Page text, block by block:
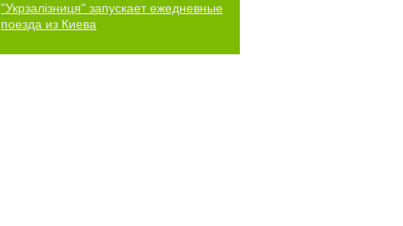
"Укрзалізниця" запускает ежедневные
поезда из Киева